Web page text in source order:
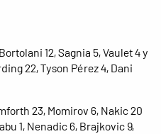
12, Sagnia 5, Vaulet 4 y
22, Tyson Pérez 4, Dani
23, Momirov 6, Nakic 20
1, Nenadic 6, Brajkovic 9,